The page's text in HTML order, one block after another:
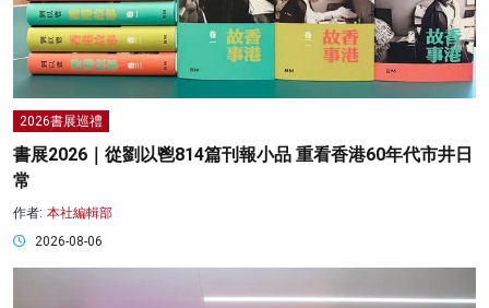
2026書展巡禮
書展2026｜從劉以鬯814篇刊報小品 重看香港60年代市井日
常
作者: 本社編輯部
2026-08-06